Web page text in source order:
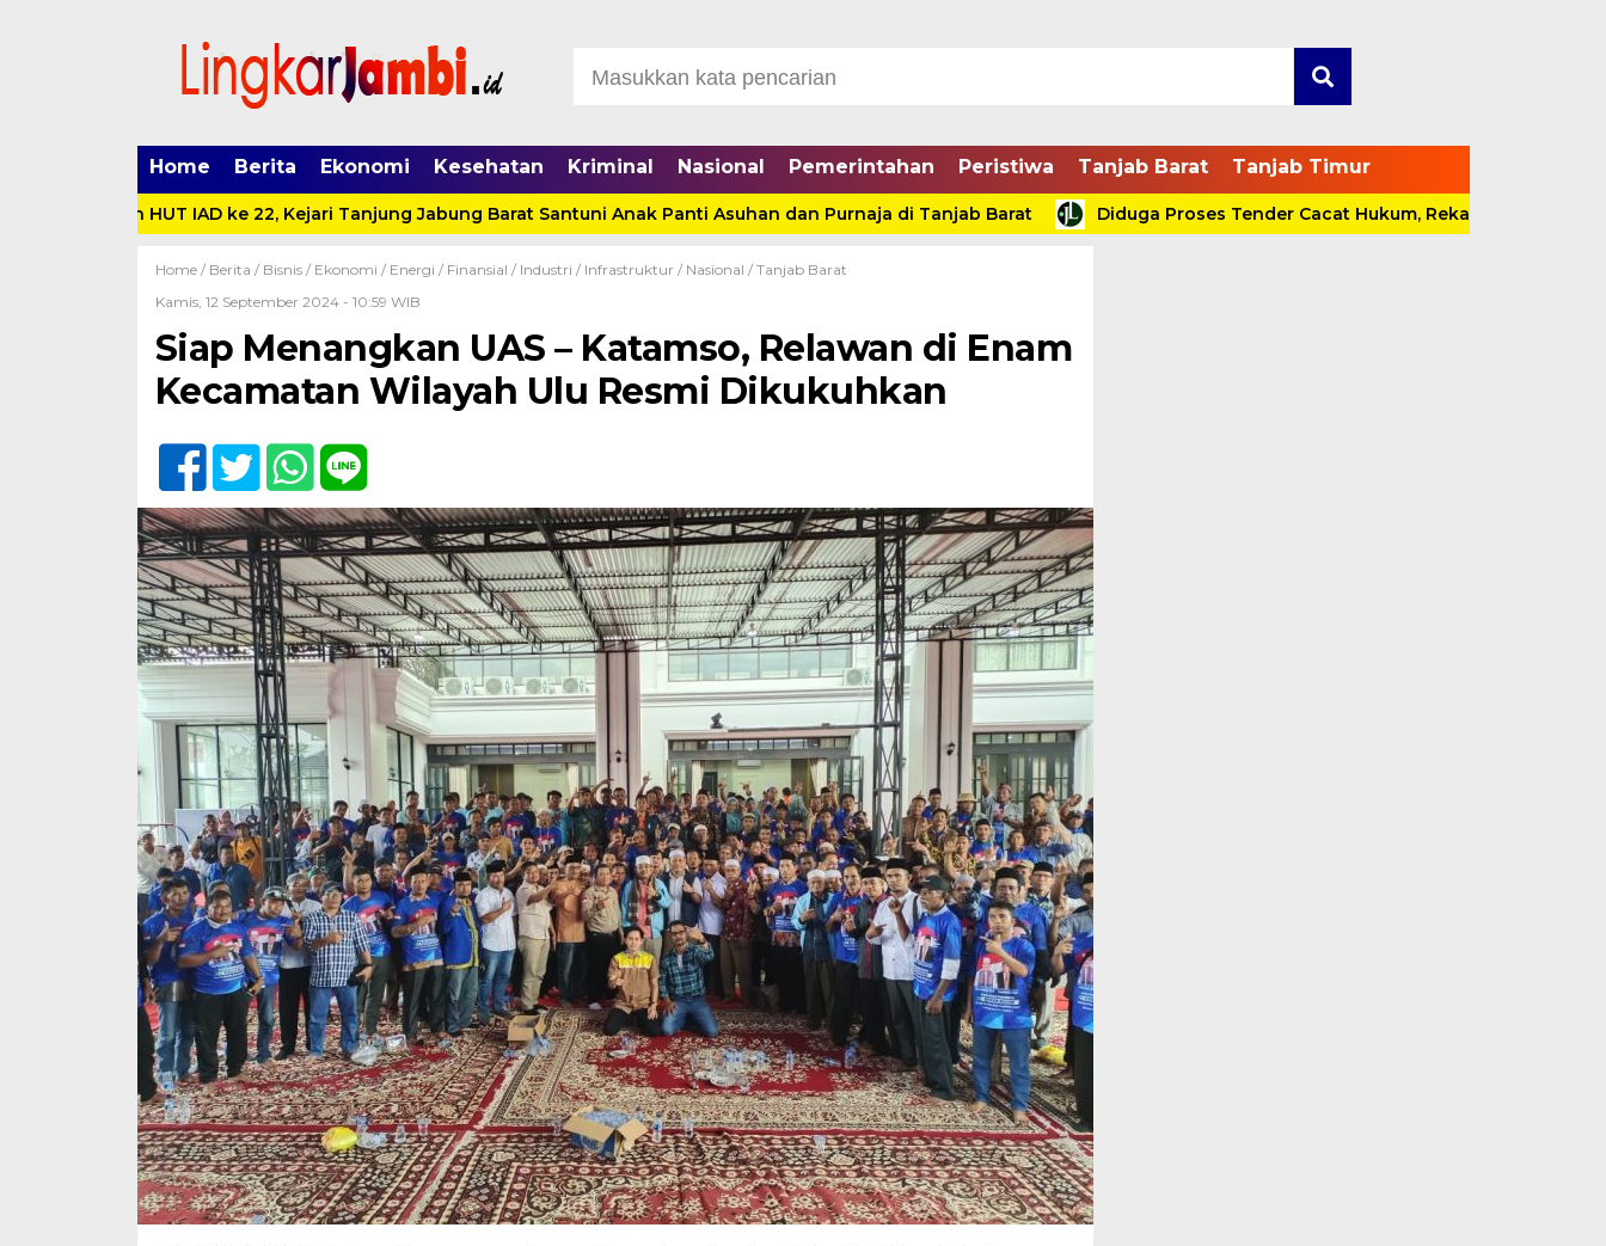
Home Berita Ekonomi Kesehatan Kriminal Nasional Pemerintahan Peristiwa Tanjab Barat Tanjab Timur
62 dan HUT IAD ke 22, Kejari Tanjung Jabung Barat Santuni Anak Panti Asuhan dan Purnaja di Tanjab Barat Diduga Proses Tender Cacat Hukum, Rekanan Bakal
Home / Berita / Bisnis/ Ekonomi / Energi / Finansial / Industri / Infrastruktur/ Nasional / Tanjab Barat
Kamis, 12 September 2024 - 10:59 WIB
Siap Menangkan UAS – Katamso, Relawan di Enam
Kecamatan Wilayah Ulu Resmi Dikukuhkan